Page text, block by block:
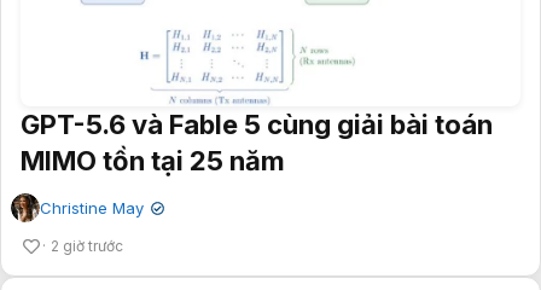
GPT-5.6 và Fable 5 cùng giải bài toán
MIMO tồn tại 25 năm
Christine May ✔
2 giờ trước